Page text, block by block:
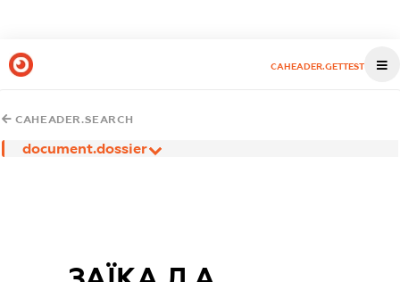
CAHEADER.GETTEST
CAHEADER.SEARCH
document.dossier